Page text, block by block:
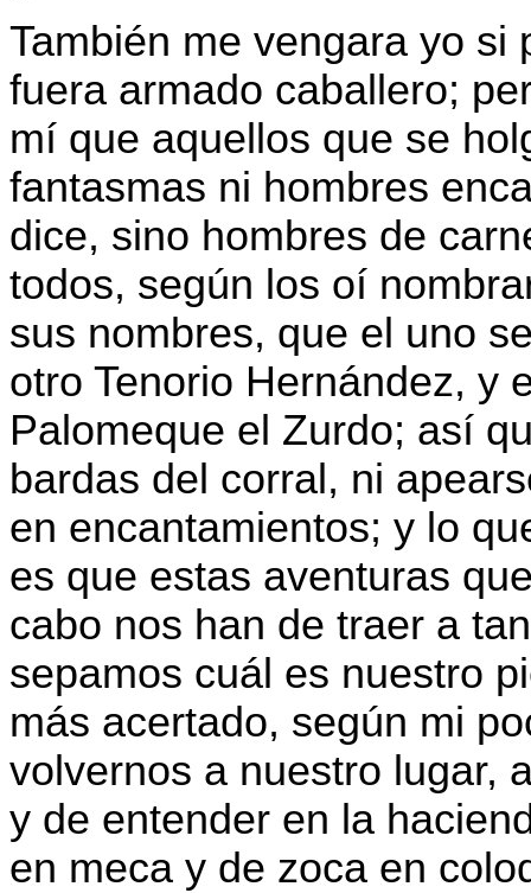
También me vengara yo si
fuera armado caballero;
mí que aquellos que se
fantasmas ni hombres
dice, sino hombres de
todos, según los oí
sus nombres, que el uno
otro Tenorio Hernández, y
Palomeque el Zurdo; así
bardas del corral, ni
en encantamientos; y lo
es que estas aventuras
cabo nos han de traer a
sepamos cuál es nuestro
más acertado, según mi
volvernos a nuestro lugar,
y de entender en la
en meca y de zoca en